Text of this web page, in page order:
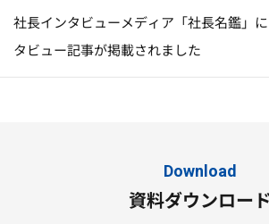
社長インタビューメディア「社長名鑑」
タビュー記事が掲載されました
Download
資料ダウンロード